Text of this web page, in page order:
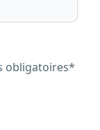
obligatoires*